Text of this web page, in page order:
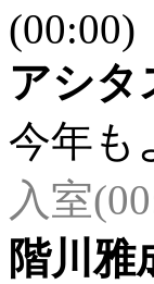
(00:00)
アシタ
今年も
入室
階川雅